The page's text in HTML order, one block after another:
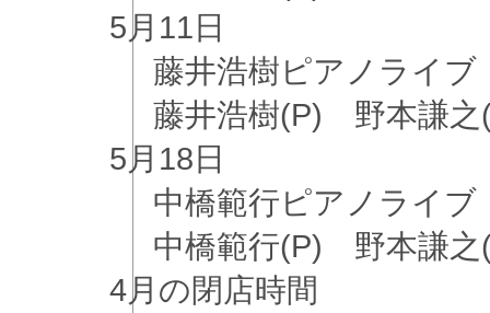
5月 11日
藤井浩樹ピアノライブ
藤井浩樹(P) 野本謙
5月 18日
中橋範行ピアノライブ
中橋範行(P) 野本謙
4月 の閉店時間